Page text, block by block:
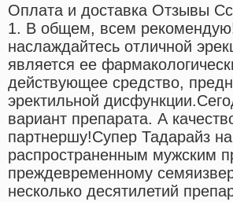
Оплата и доставка Отзывы
1. В общем, всем
наслаждайтесь отличной
является ее
действующее средство,
эректильной
вариант препарата. А
партнершу!Супер Тадарайз
распространенным мужским
преждевременному
несколько десятилетий